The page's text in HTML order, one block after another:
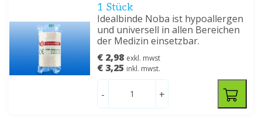
1 Stück
Idealbinde Noba ist hypoallergen
und universell in allen Bereichen
der Medizin einsetzbar.
€ 2,98 exkl. mwst
€ 3,25 inkl. mwst.
- +